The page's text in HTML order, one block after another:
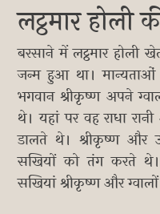
लट्ठमार
बरसाने में लट्ठमार होली
जन्म हुआ था। मान्यताओं
भगवान श्रीकृष्ण अपने
थे। यहां पर वह राधा
डालते थे। श्रीकृष्ण और
सखियों को तंग करते
सखियां श्रीकृष्ण और